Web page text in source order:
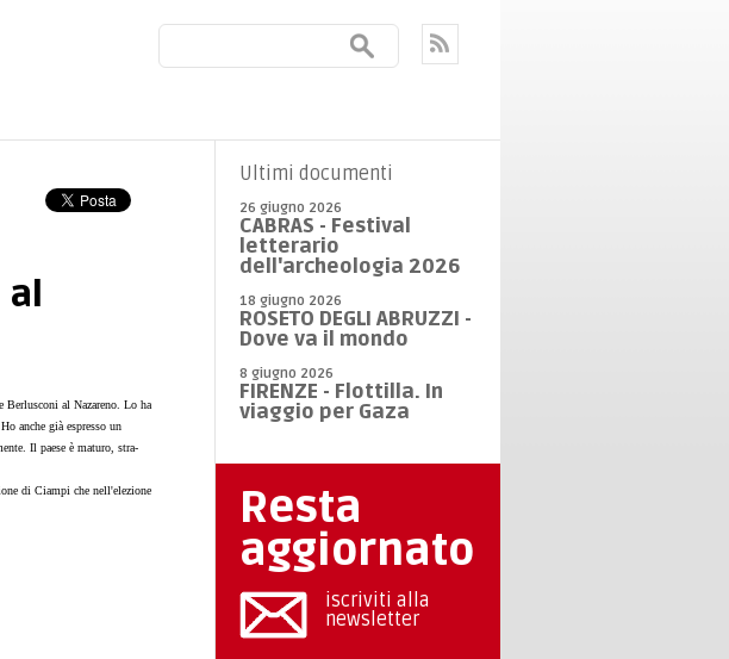
al
Berlusconi al Nazareno. Lo ha
anche già espresso un
Il paese è maturo, stra-
di Ciampi che nell'elezione
Ultimi documenti
26 giugno 2026
CABRAS - Festival
letterario
dell'archeologia 2026
18 giugno 2026
ROSETO DEGLI ABRUZZI -
Dove va il mondo
8 giugno 2026
FIRENZE - Flottilla. In
viaggio per Gaza
Resta
aggiornato
iscriviti alla
newsletter